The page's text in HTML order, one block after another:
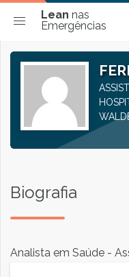
Lean nas
Emergências
Biografia
Analista em Saúde -